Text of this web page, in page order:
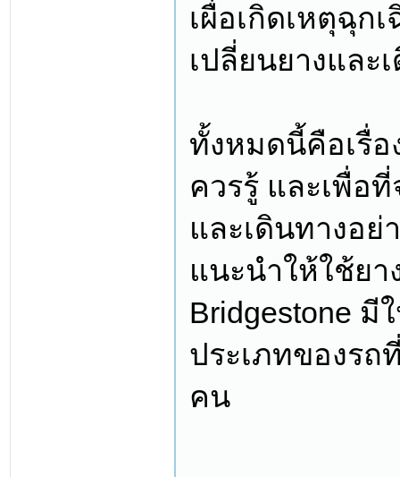
เผื่อเกิดเหตุฉุก
เปลี่ยนยางและ
ทั้งหมดนี้คือเรื่
ควรรู้ และเพื่อ
และเดินทางอย่
แนะนำให้ใช้ยา
Bridgestone
ประเภทของร
คน